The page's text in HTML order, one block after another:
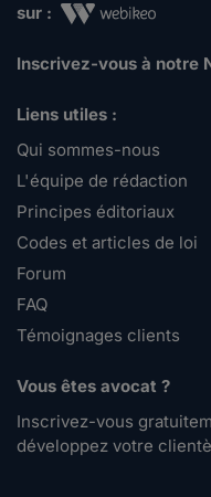
sur :
Inscrivez-vous à notre
Liens utiles :
Qui sommes-nous
L'équipe de rédaction
Principes éditoriaux
Codes et articles de loi
Forum
FAQ
Témoignages clients
Vous êtes avocat ?
Inscrivez-vous
développez votre